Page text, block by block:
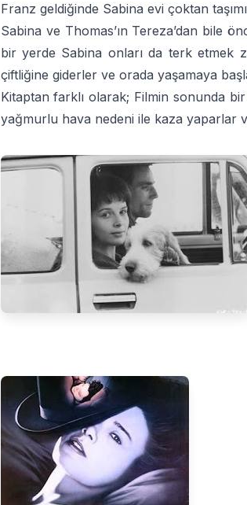
Franz geldiğinde Sabina evi çoktan
Sabina ve Thomas’ın Tereza’dan bile
bir yerde Sabina onları da terk etmek
çiftliğine giderler ve orada yaşamaya
Kitaptan farklı olarak; Filmin sonunda
yağmurlu hava nedeni ile kaza yaparlar